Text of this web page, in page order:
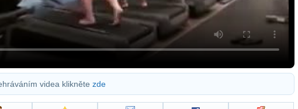
videa klikněte zde